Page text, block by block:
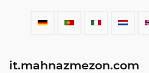
it.mahnazmezon.com